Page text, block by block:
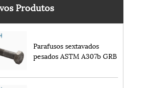
Produtos
Parafusos sextavados
pesados ​​ASTM A307b GRB